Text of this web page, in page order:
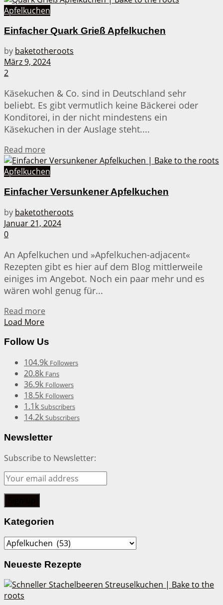
Apfelkuchen
Einfacher Quark Grieß Apfelkuchen
by baketotheroots
März 9, 2024
2
Käsekuchen & Co. sind in Deutschland sehr
beliebt. Es gibt vermutlich keine Bäckerei oder
Konditorei, in der nicht mindestens ein
Käsekuchen in der Auslage steht....
Read more
Apfelkuchen
Einfacher Versunkener Apfelkuchen
by baketotheroots
Januar 21, 2024
0
An Apfelkuchen und »Apfelkuchen-adjacent«
Rezepten gibt es hier auf dem Blog mittlerweile
einiges im Angebot. Noch ein paar mehr und es
wären wohl genug für...
Read more
Load More
Follow Us
104.9k Followers
20.8k Fans
36.9k Followers
18.5k Followers
1.1k Subscribers
14.2k Subscribers
Newsletter
Subscribe to Newsletter:
Kategorien
Kategorien
Neueste Rezepte